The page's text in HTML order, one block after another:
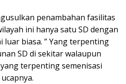
penambahan fasilitas
ini hanya satu SD dengan
biasa. ” Yang terpenting
SD di sekitar walaupun
terpenting semenisasi